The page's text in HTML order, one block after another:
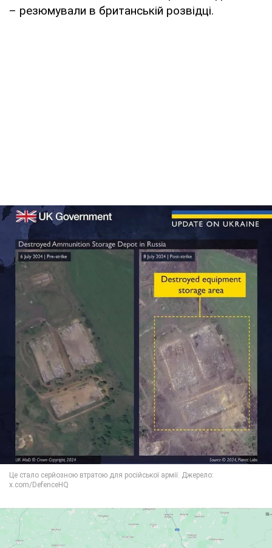
– резюмували в британській розвідці.